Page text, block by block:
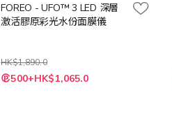
FOREO - UFO™ 3 LED 深層
激活膠原彩光水份面膜儀
HK$1,890.0
特
殊 500+HK$1,065.0